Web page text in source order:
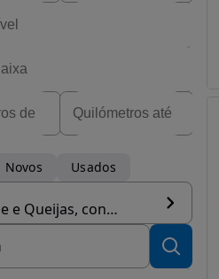
Novos Usados
Carnaxide e Queijas, concelho Oeiras